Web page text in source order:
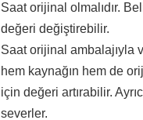
Saat orijinal olmalıdır.
değeri değiştirebilir.
Saat orijinal ambalajıyla
hem kaynağın hem de
için değeri artırabilir.
severler.